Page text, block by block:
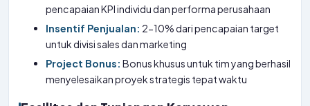
pencapaian KPI individu dan performa perusahaan
Insentif Penjualan: 2-10% dari pencapaian target
untuk divisi sales dan marketing
Project Bonus: Bonus khusus untuk tim yang berhasil
menyelesaikan proyek strategis tepat waktu